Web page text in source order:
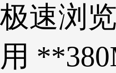
极速浏
用